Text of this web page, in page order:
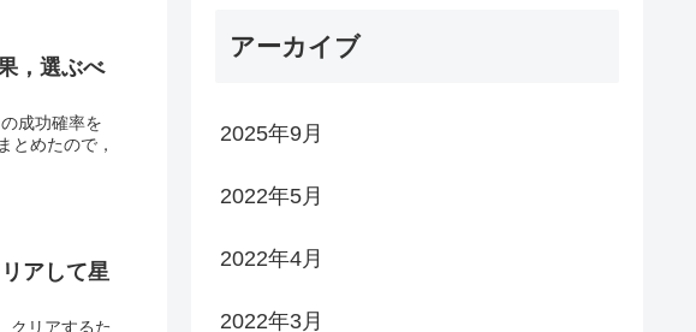
，選ぶべ
成功確率を
とめたので，
アして星
クリアするた
アーカイブ
2025年9月
2022年5月
2022年4月
2022年3月